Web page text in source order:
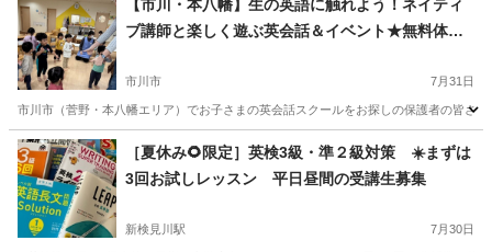
【市川・本八幡】生の英語に触れよう！ネイティ
ブ講師と楽しく遊ぶ英会話＆イベント★無料体験
市川市 7月31日
市川市（菅野・本八幡エリア）でお子さまの英会話スクールをお探しの保護者の皆さ
千葉 市川市 英語 ネイティブ
［夏休み🌻限定］英検3級・準２級対策 ☀️まずは
3回お試しレッスン 平日昼間の受講生募集
新検見川駅 7月30日